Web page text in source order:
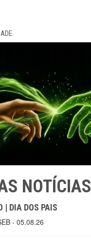
NOTÍCIAS
| DIA DOS PAIS
- 05.08.26